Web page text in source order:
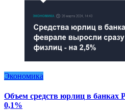
Экономика
Объем средств юрлиц в банках
0,1%